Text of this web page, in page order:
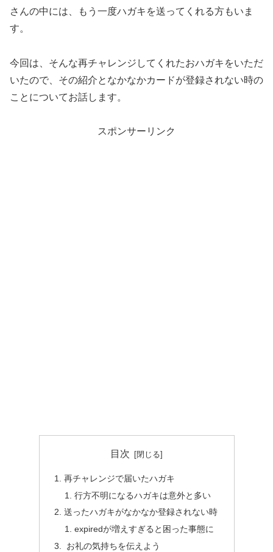
さんの中には、もう一度ハガキを送ってくれる方もいま
す。
今回は、そんな再チャレンジしてくれたおハガキをいただ
いたので、その紹介となかなかカードが登録されない時の
ことについてお話します。
スポンサーリンク
目次
再チャレンジで届いたハガキ
行方不明になるハガキは意外と多い
送ったハガキがなかなか登録されない時
expiredが増えすぎると困った事態に
お礼の気持ちを伝えよう